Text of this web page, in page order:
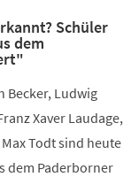
Schüler
dem
Becker, Ludwig
Xaver Laudage,
Todt sind heute
dem Paderborner